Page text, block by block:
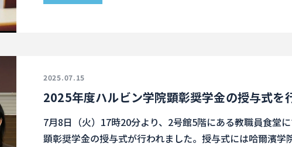
2025.07.15
2025年度ハルビン学院顕彰奨学金の授与式を
7月8日（火）17時20分より、2号館5階にある教職員食堂
顕彰奨学金の授与式が行われました。授与式には哈爾濱学